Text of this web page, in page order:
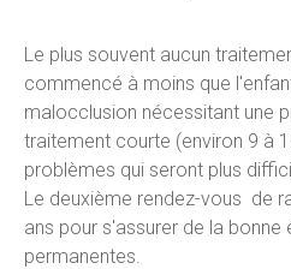
Le plus souvent aucun
commencé à moins que
malocclusion nécessitant une
traitement courte (environ 9 à
problèmes qui seront plus
Le deuxième rendez-vous de
ans pour s'assurer de la bonne
permanentes.